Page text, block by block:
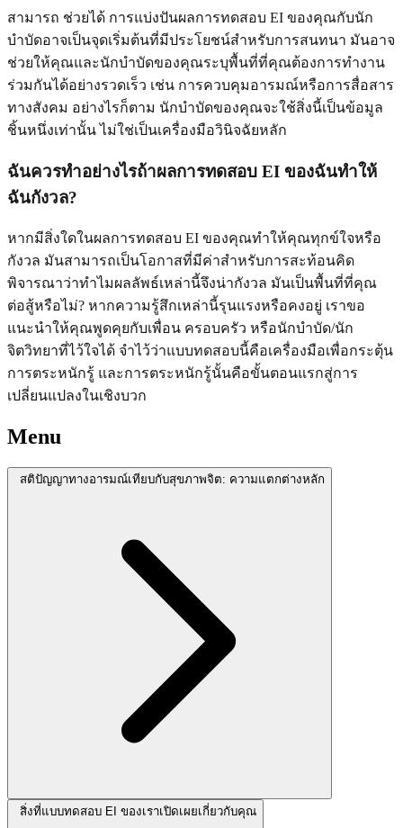
สามารถ ช่วยได้ การแบ่งปันผลการทดสอบ EI ของคุณกับนัก
บำบัดอาจเป็นจุดเริ่มต้นที่มีประโยชน์สำหรับการสนทนา มันอาจ
ช่วยให้คุณและนักบำบัดของคุณระบุพื้นที่ที่คุณต้องการทำงาน
ร่วมกันได้อย่างรวดเร็ว เช่น การควบคุมอารมณ์หรือการสื่อสาร
ทางสังคม อย่างไรก็ตาม นักบำบัดของคุณจะใช้สิ่งนี้เป็นข้อมูล
ชิ้นหนึ่งเท่านั้น ไม่ใช่เป็นเครื่องมือวินิจฉัยหลัก
ฉันควรทำอย่างไรถ้าผลการทดสอบ EI ของฉันทำให้
ฉันกังวล?
หากมีสิ่งใดในผลการทดสอบ EI ของคุณทำให้คุณทุกข์ใจหรือ
กังวล มันสามารถเป็นโอกาสที่มีค่าสำหรับการสะท้อนคิด
พิจารณาว่าทำไมผลลัพธ์เหล่านี้จึงน่ากังวล มันเป็นพื้นที่ที่คุณ
ต่อสู้หรือไม่? หากความรู้สึกเหล่านี้รุนแรงหรือคงอยู่ เราขอ
แนะนำให้คุณพูดคุยกับเพื่อน ครอบครัว หรือนักบำบัด/นัก
จิตวิทยาที่ไว้ใจได้ จำไว้ว่าแบบทดสอบนี้คือเครื่องมือเพื่อกระตุ้น
การตระหนักรู้ และการตระหนักรู้นั้นคือขั้นตอนแรกสู่การ
เปลี่ยนแปลงในเชิงบวก
Menu
สติปัญญาทางอารมณ์เทียบกับสุขภาพจิต: ความแตกต่างหลัก
สิ่งที่แบบทดสอบ EI ของเราเปิดเผยเกี่ยวกับคุณ